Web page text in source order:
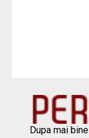
Dupa mai